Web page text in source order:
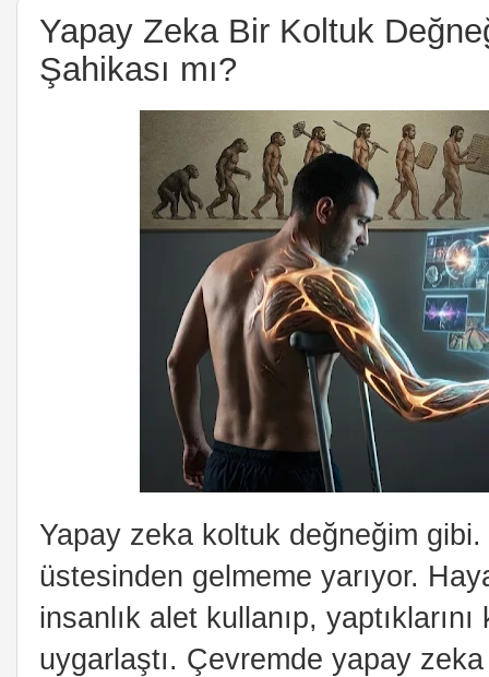
Yapay Zeka Bir Koltuk
Şahikası mı?
Yapay zeka koltuk değneğim
üstesinden gelmeme yarıyor.
insanlık alet kullanıp,
uygarlaştı. Çevremde yapay